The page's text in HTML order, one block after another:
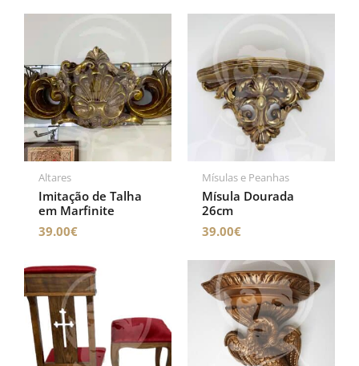
Altares
Imitação de Talha
em Marfinite
39.00€
Mísulas e Peanhas
Mísula Dourada
26cm
39.00€